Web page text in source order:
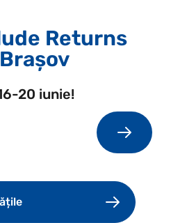
Returns
20 iunie!